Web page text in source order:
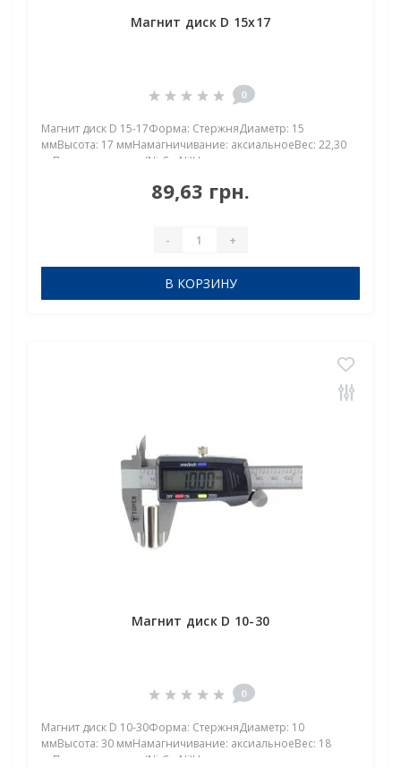
Магнит диск D 15х17
0
Магнит диск D 15-17Форма: СтержняДиаметр: 15
ммВысота: 17 ммНамагничивание: аксиальноеВес: 22,30
грПокрыт. никель.: (Ni-Cu-Ni)Намагничивание:
использования: до 80°CНеодимовый магнит стержень
89,63 грн.
- +
В КОРЗИНУ
Магнит диск D 10-30
0
Магнит диск D 10-30Форма: СтержняДиаметр: 10
ммВысота: 30 ммНамагничивание: аксиальноеВес: 18
грПокрыт. никель.: (Ni-Cu-Ni)Намагничивание: